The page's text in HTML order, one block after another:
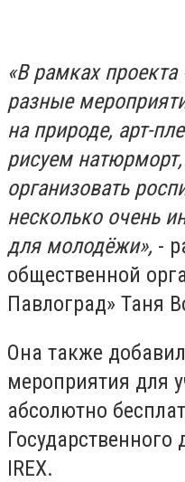
«В рамках
разные
на природе, арт-
рисуем
организовать
несколько очень
для молодёжи», -
общественной
Павлоград» Таня
Она также
мероприятия для
абсолютно
IREX.